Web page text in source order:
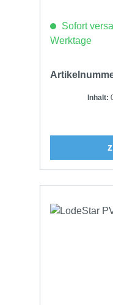
Sofort
Werktage
Inhalt: